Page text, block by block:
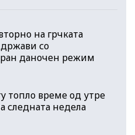
на грчката
со
даночен режим
топло време од утре
следната недела